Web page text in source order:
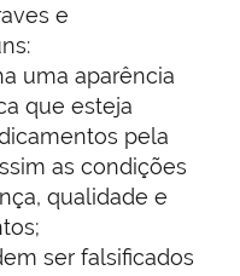
e
uma aparência
que esteja
pela
as condições
qualidade e
ser falsificados